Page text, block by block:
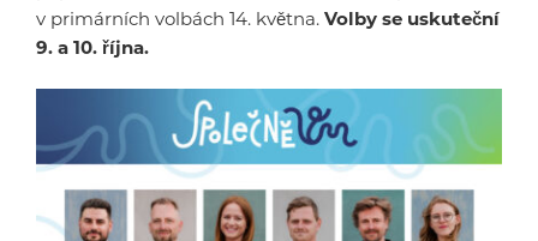
v primárních volbách 14. května. Volby se uskuteční
9. a 10. října.